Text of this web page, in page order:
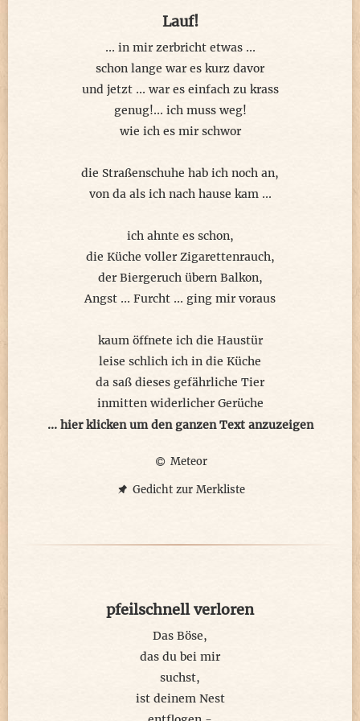
verwehrt den finsteren Kreaturen Zugang
was für alle Geschöpfe es sicherer macht
bis zum Morgen hinterm Schlafvorhang
Lauf!
... in mir zerbricht etwas ...
schon lange war es kurz davor
und jetzt ... war es einfach zu krass
genug!... ich muss weg!
wie ich es mir schwor
die Straßenschuhe hab ich noch an,
von da als ich nach hause kam ...
ich ahnte es schon,
die Küche voller Zigarettenrauch,
der Biergeruch übern Balkon,
Angst ... Furcht ... ging mir voraus
kaum öffnete ich die Haustür
leise schlich ich in die Küche
da saß dieses gefährliche Tier
inmitten widerlicher Gerüche
verschloss blitzschnell meine Zuflucht
gerettet! wie schon immer ...
...
bleib ich hier, läuft heut mehr schief
geschafft! ... und jetzt LAUF!!!
...
Tränen verschmieren meine Sicht
doch ich kenn mich hier aus
... hier klicken um den ganzen Text anzuzeigen
Meteor
Gedicht zur Merkliste
pfeilschnell verloren
Das Böse,
das du bei mir
suchst,
ist deinem Nest